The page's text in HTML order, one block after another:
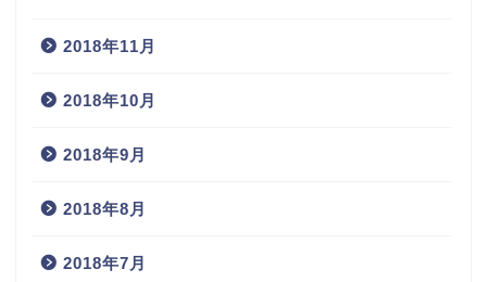
2018年11月
2018年10月
2018年9月
2018年8月
2018年7月